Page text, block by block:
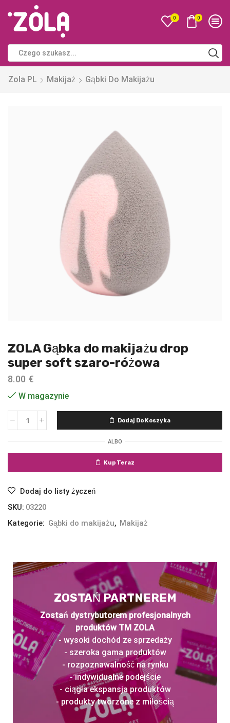
0 0
Zola PL Makijaż Gąbki Do Makijażu
ZOLA Gąbka do makijażu drop
super soft szaro-różowa
8.00 €
W magazynie
Dodaj Do Koszyka
ALBO
Kup Teraz
Dodaj do listy życzeń
SKU: 03220
Kategorie: Gąbki do makijażu, Makijaż
ZOSTAŃ PARTNEREM
Zostań dystrybutorem profesjonalnych
produktów TM ZOLA
- wysoki dochód ze sprzedaży
- szeroka gama produktów
- rozpoznawalność na rynku
- indywidualne podejście
- ciągła ekspansja produktów
- produkty tworzone z miłością